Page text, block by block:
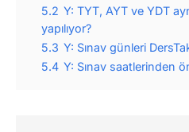
5.2 Y: TYT, AYT ve YDT
yapılıyor?
5.3 Y: Sınav günleri
5.4 Y: Sınav saatlerinden